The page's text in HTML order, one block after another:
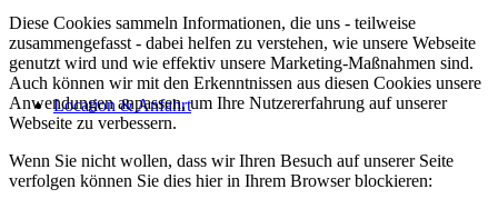
Location & Anfahrt
Diese Cookies sammeln Informationen, die uns - teilweise
zusammengefasst - dabei helfen zu verstehen, wie unsere Webseite
genutzt wird und wie effektiv unsere Marketing-Maßnahmen sind.
Auch können wir mit den Erkenntnissen aus diesen Cookies unsere
Anwendungen anpassen, um Ihre Nutzererfahrung auf unserer
Webseite zu verbessern.
Wenn Sie nicht wollen, dass wir Ihren Besuch auf unserer Seite
verfolgen können Sie dies hier in Ihrem Browser blockieren: